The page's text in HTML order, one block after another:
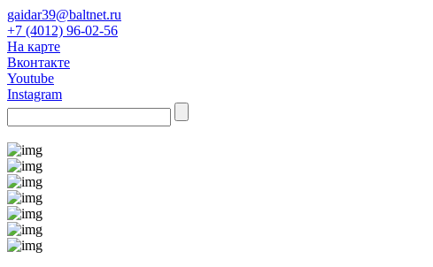
gaidar39@baltnet.ru
+7 (4012) 96-02-56
На карте
Вконтакте
Youtube
Instagram